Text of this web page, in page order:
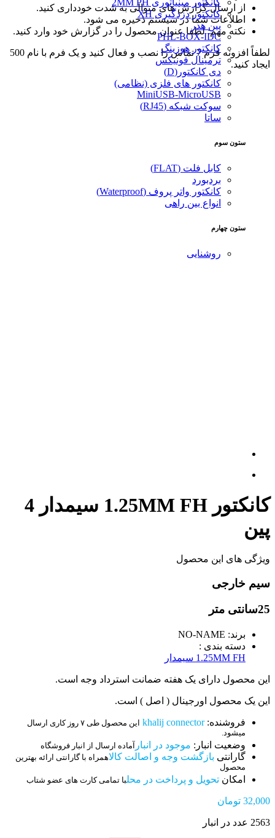
کانکتور دزدگیری XH
پین هدر
PHL-BOX-IDC
کانکتور هوزینگ
ترمینال فونیکس
دی کانکتور(D)
کانکتور های فلزی (نظامی)
MiniUSB-MicroUSB
سوکت شبکه (RJ45)
ساتا
ستون سوم
کابل فلت (FLAT)
بردبورد
کانکتور واتر پروف (Waterproof)
انواع بین راهی
ستون چهارم
روشنایی
از ارسال گزارش های متوالی به شدت خودداری کنید.
اطلاعات شما در سیستم ذخیره می شود.
نکته مهم: لطفا عنوان محصول را در گزارش خود وارد کنید.
لطفاً افزونه فرم 7 تماس را نصب و فعال کنید و یک فرم با نام 500
ایجاد کنید.
کانکتور 1.25MM FH سیمدار 4
پین
ویژگی های این محصول
سیم خارجی
25سانتی متر
برند: NO-NAME
دسته بندی :
1.25MM FH سیمدار
این محصول دارای یک هفته ضمانت استرداد وجه است.
این یک محصول اورجینال ( اصل ) است.
فروشنده:khalij connector این محصول طی ۷ روز کاری ارسال
میشود.
وضعیت انبار: موجود در انبار آماده ارسال از انبار فروشگاه
گارانتی بازگشت وجه و اصالت کالاهمراه با گارانتی ارائه بهترین
محصول
امکان تحویل و پرداخت در محلبا تمامی کارت های عضو شتاب
32,000 تومان
2563 عدد در انبار